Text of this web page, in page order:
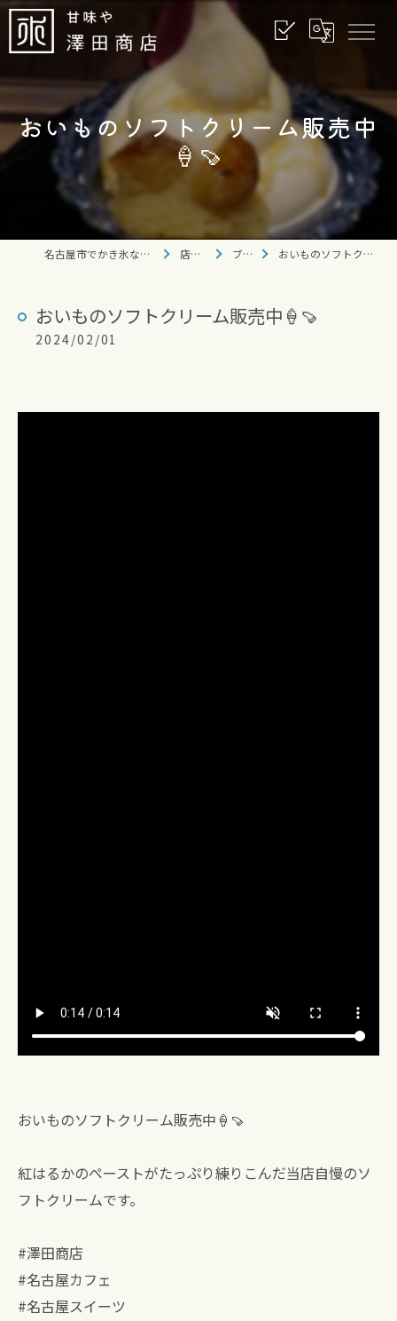
おいものソフトクリーム販売中
🍦🍠
名古屋市でかき氷なら甘味や 澤田商店 店舗情報 ブログ おいものソフトクリーム販売中🍦🍠
おいものソフトクリーム販売中🍦🍠
2024/02/01
おいものソフトクリーム販売中🍦🍠
紅はるかのペーストがたっぷり練りこんだ当店自慢のソ
フトクリームです。
#澤田商店
#名古屋カフェ
#名古屋スイーツ